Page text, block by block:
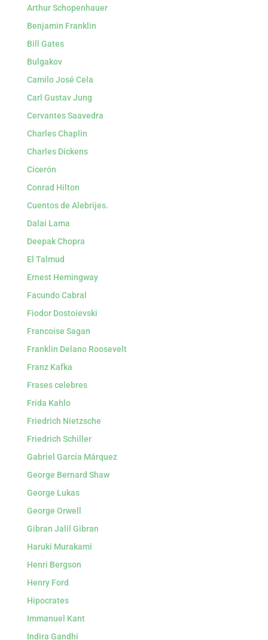
Arthur Schopenhauer
Benjamin Franklin
Bill Gates
Bulgakov
Camilo José Cela
Carl Gustav Jung
Cervantes Saavedra
Charles Chaplin
Charles Dickens
Cicerón
Conrad Hilton
Cuentos de Alebrijes.
Dalai Lama
Deepak Chopra
El Talmud
Ernest Hemingway
Facundo Cabral
Fiodor Dostoievski
Francoise Sagan
Franklin Delano Roosevelt
Franz Kafka
Frases celebres
Frida Kahlo
Friedrich Nietzsche
Friedrich Schiller
Gabriel García Márquez
George Bernard Shaw
George Lukas
George Orwell
Gibran Jalil Gibran
Haruki Murakami
Henri Bergson
Henry Ford
Hipocrates
Immanuel Kant
Indira Gandhi